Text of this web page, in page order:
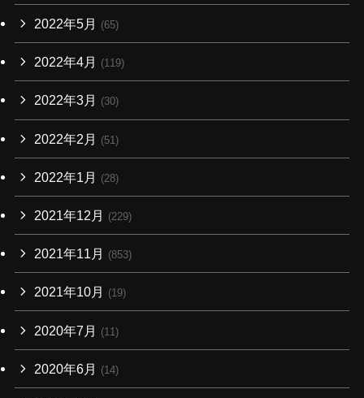
2022年5月 (65)
2022年4月 (119)
2022年3月 (30)
2022年2月 (51)
2022年1月 (28)
2021年12月 (229)
2021年11月 (853)
2021年10月 (19)
2020年7月 (11)
2020年6月 (14)